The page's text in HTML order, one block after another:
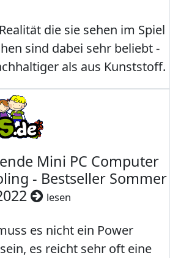
die sie sehen im Spiel
sind dabei sehr beliebt -
als aus Kunststoff.
Mini PC Computer
- Bestseller Sommer
lesen
es nicht ein Power
es reicht sehr oft eine